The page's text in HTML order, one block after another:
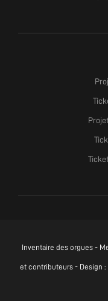
Inventaire des orgues -
et contributeurs - Design